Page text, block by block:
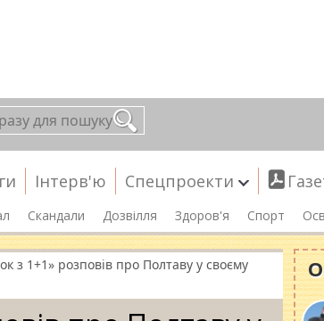
Інтерв'ю Спецпроекти
Скандали Дозвілля Здоров'я Спорт
з 1+1» розповів про Полтаву у своєму